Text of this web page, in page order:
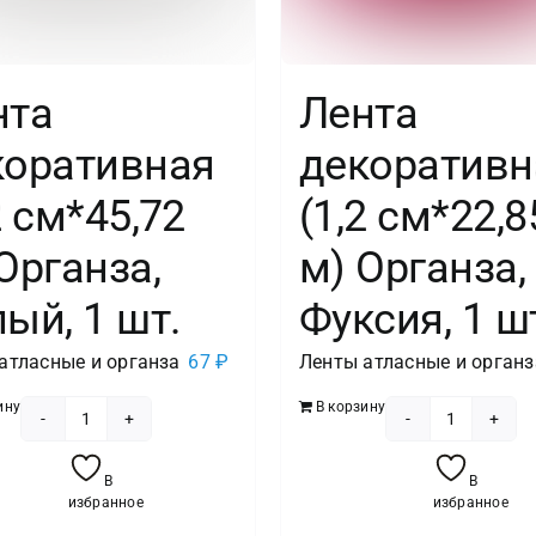
см*45,72
1 шт.
и органза 67₽
товара
Лента
В
избранное
Лента
(1,2
м) Органза,
Фуксия, 1
Ленты атласные и
В корзину
товара
Лента
В
избранное